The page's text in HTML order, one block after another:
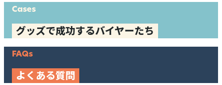
Cases
グッズで成功するバイヤーたち
FAQs
よくある質問